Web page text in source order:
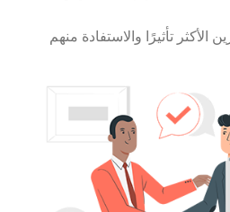
الأكثر تأثيرًا والاستفادة منهم